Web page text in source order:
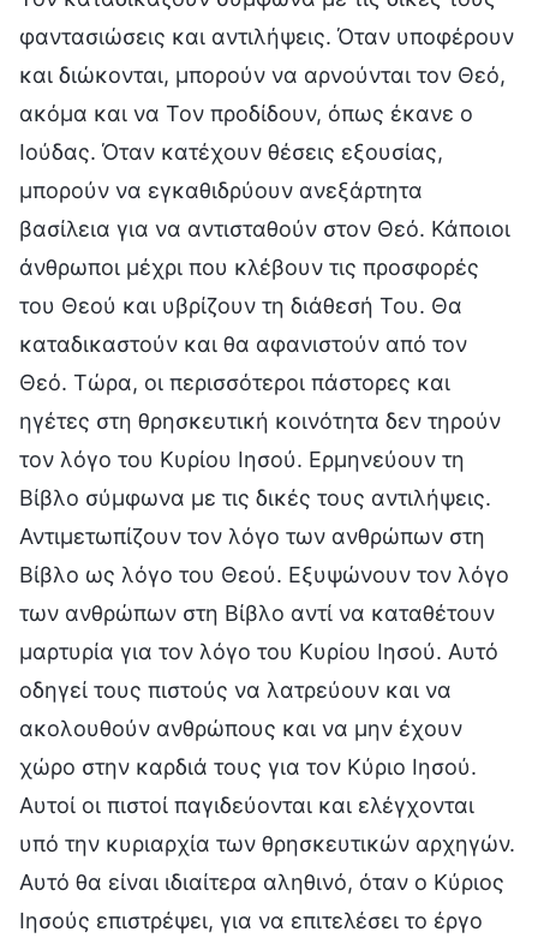
φαντασιώσεις και αντιλήψεις. Όταν υποφέρουν
και διώκονται, μπορούν να αρνούνται τον Θεό,
ακόμα και να Τον προδίδουν, όπως έκανε ο
Ιούδας. Όταν κατέχουν θέσεις εξουσίας,
μπορούν να εγκαθιδρύουν ανεξάρτητα
βασίλεια για να αντισταθούν στον Θεό. Κάποιοι
άνθρωποι μέχρι που κλέβουν τις προσφορές
του Θεού και υβρίζουν τη διάθεσή Του. Θα
καταδικαστούν και θα αφανιστούν από τον
Θεό. Τώρα, οι περισσότεροι πάστορες και
ηγέτες στη θρησκευτική κοινότητα δεν τηρούν
τον λόγο του Κυρίου Ιησού. Ερμηνεύουν τη
Βίβλο σύμφωνα με τις δικές τους αντιλήψεις.
Αντιμετωπίζουν τον λόγο των ανθρώπων στη
Βίβλο ως λόγο του Θεού. Εξυψώνουν τον λόγο
των ανθρώπων στη Βίβλο αντί να καταθέτουν
μαρτυρία για τον λόγο του Κυρίου Ιησού. Αυτό
οδηγεί τους πιστούς να λατρεύουν και να
ακολουθούν ανθρώπους και να μην έχουν
χώρο στην καρδιά τους για τον Κύριο Ιησού.
Αυτοί οι πιστοί παγιδεύονται και ελέγχονται
υπό την κυριαρχία των θρησκευτικών αρχηγών.
Αυτό θα είναι ιδιαίτερα αληθινό, όταν ο Κύριος
Ιησούς επιστρέψει, για να επιτελέσει το έργο